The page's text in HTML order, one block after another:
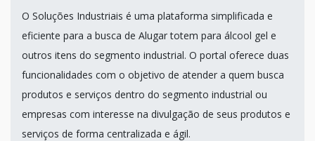
O Soluções Industriais é uma plataforma simplificada e
eficiente para a busca de Alugar totem para álcool gel e
outros itens do segmento industrial. O portal oferece duas
funcionalidades com o objetivo de atender a quem busca
produtos e serviços dentro do segmento industrial ou
empresas com interesse na divulgação de seus produtos e
serviços de forma centralizada e ágil.